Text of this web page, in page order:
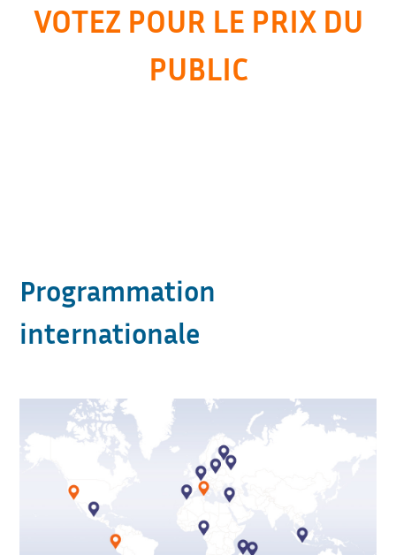
VOTEZ POUR LE PRIX DU
PUBLIC
Programmation
internationale